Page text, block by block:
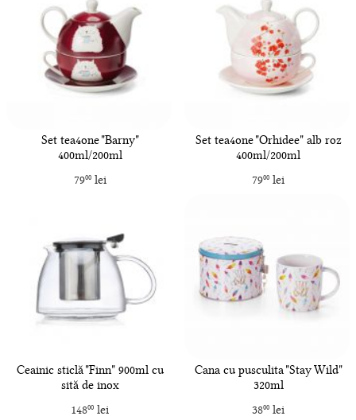
Set tea4one "Barny"
400ml/200ml
7900lei
Set tea4one "Orhidee" alb roz
400ml/200ml
7900lei
Ceainic sticlă "Finn" 900ml cu
sită de inox
14800 lei
Cana cu pusculita "Stay Wild"
320ml
3800lei